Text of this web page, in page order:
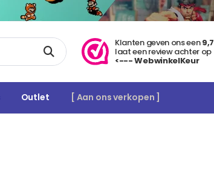
Klanten geven ons een9,7
laat een review achter op
<--- WebwinkelKeur
Outlet [ Aan ons verkopen ]